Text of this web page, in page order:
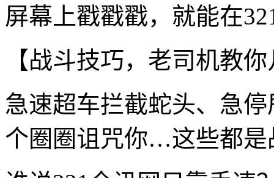
屏幕上戳戳戳，就能在
【战斗技巧，老司机教
急速超车拦截蛇头、急
个圈圈诅咒你…这些都是